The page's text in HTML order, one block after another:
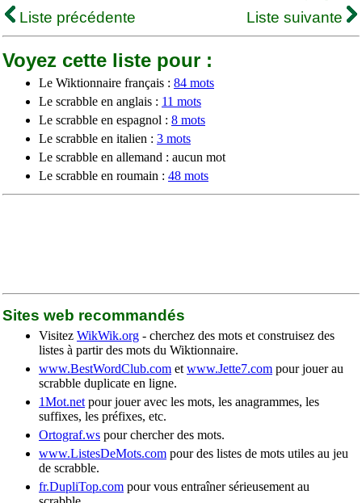
Liste précédente
Liste suivante
Voyez cette liste pour :
Le Wiktionnaire français : 84 mots
Le scrabble en anglais : 11 mots
Le scrabble en espagnol : 8 mots
Le scrabble en italien : 3 mots
Le scrabble en allemand : aucun mot
Le scrabble en roumain : 48 mots
Sites web recommandés
Visitez WikWik.org - cherchez des mots et construisez des
listes à partir des mots du Wiktionnaire.
www.BestWordClub.com et www.Jette7.com pour jouer au
scrabble duplicate en ligne.
1Mot.net pour jouer avec les mots, les anagrammes, les
suffixes, les préfixes, etc.
Ortograf.ws pour chercher des mots.
www.ListesDeMots.com pour des listes de mots utiles au jeu
de scrabble.
fr.DupliTop.com pour vous entraîner sérieusement au